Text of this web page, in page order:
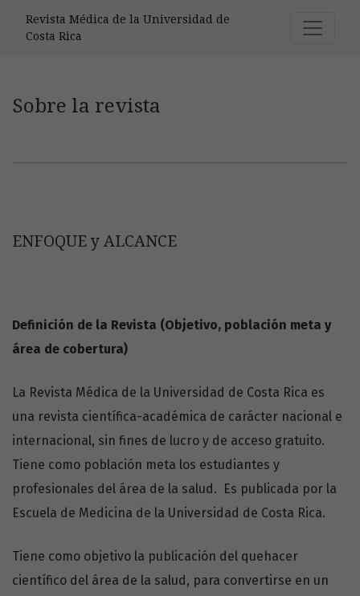
Sobre la revista
Revista Médica de la Universidad de
Costa Rica
Sobre la revista
ENFOQUE y ALCANCE
Definición de la Revista (Objetivo, población meta y
área de cobertura)
La Revista Médica de la Universidad de Costa Rica es
una revista científica-académica de carácter nacional e
internacional, sin fines de lucro y de acceso gratuito.
Tiene como población meta los estudiantes y
profesionales del área de la salud. Es publicada por la
Escuela de Medicina de la Universidad de Costa Rica.
Tiene como objetivo la publicación del quehacer
científico del área de la salud, para convertirse en un